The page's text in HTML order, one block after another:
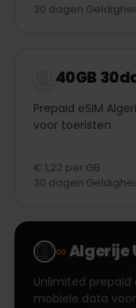
30 dagen
40GB
Prepaid eSIM
voor toeristen
€ 1,22 per GB
30 dagen
∞Algerije
Unlimited prepaid
mobiele data